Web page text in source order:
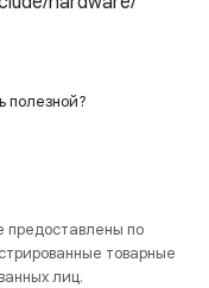
полезной?
предоставлены по
товарные
лиц.